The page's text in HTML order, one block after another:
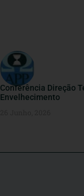
Conferência Direção
Envelhecimento